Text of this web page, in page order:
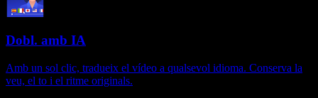
Dobl. amb IA
Amb un sol clic, tradueix el vídeo a qualsevol idioma. Conserva la
veu, el to i el ritme originals.